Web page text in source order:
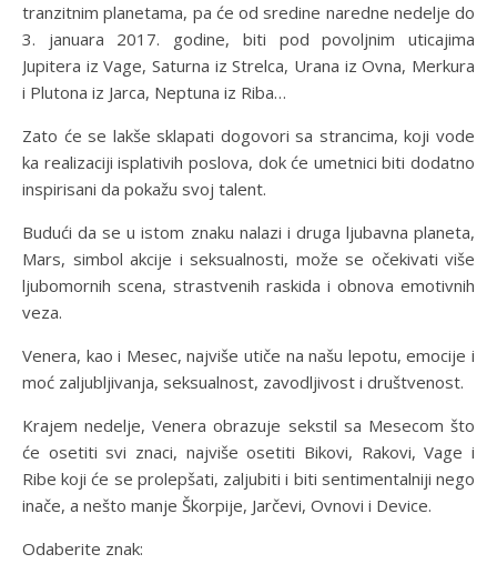
tranzitnim planetama, pa će od sredine naredne nedelje do
3. januara 2017. godine, biti pod povoljnim uticajima
Jupitera iz Vage, Saturna iz Strelca, Urana iz Ovna, Merkura
i Plutona iz Jarca, Neptuna iz Riba…
Zato će se lakše sklapati dogovori sa strancima, koji vode
ka realizaciji isplativih poslova, dok će umetnici biti dodatno
inspirisani da pokažu svoj talent.
Budući da se u istom znaku nalazi i druga ljubavna planeta,
Mars, simbol akcije i seksualnosti, može se očekivati više
ljubomornih scena, strastvenih raskida i obnova emotivnih
veza.
Venera, kao i Mesec, najviše utiče na našu lepotu, emocije i
moć zaljubljivanja, seksualnost, zavodljivost i društvenost.
Krajem nedelje, Venera obrazuje sekstil sa Mesecom što
će osetiti svi znaci, najviše osetiti Bikovi, Rakovi, Vage i
Ribe koji će se prolepšati, zaljubiti i biti sentimentalniji nego
inače, a nešto manje Škorpije, Jarčevi, Ovnovi i Device.
Odaberite znak: